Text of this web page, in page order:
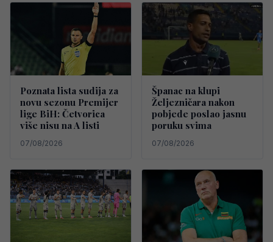
Poznata lista sudija za
novu sezonu Premijer
lige BiH: Četvorica
više nisu na A listi
07/08/2026
Španac na klupi
Željezničara nakon
pobjede poslao jasnu
poruku svima
07/08/2026